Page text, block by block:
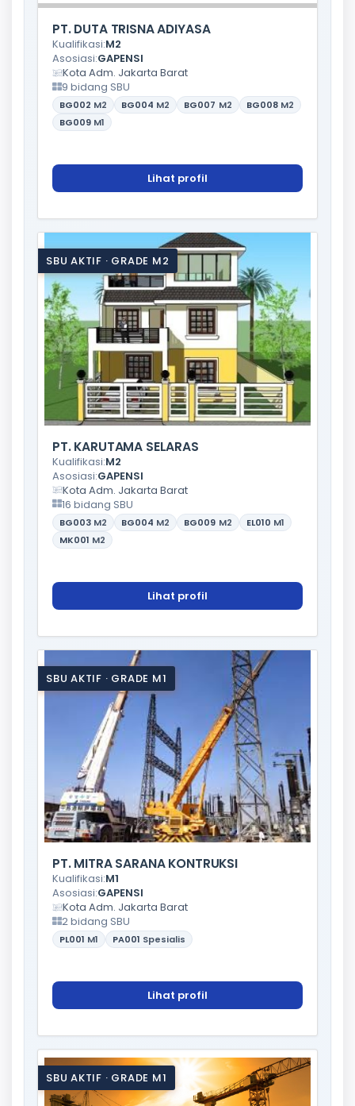
PT. DUTA TRISNA ADIYASA
Kualifikasi:M2
Asosiasi:GAPENSI
Kota Adm. Jakarta Barat
9 bidang SBU
BG002 M2 BG004 M2 BG007 M2 BG008 M2
BG009 M1
Lihat profil
SBU AKTIF · GRADE M2
PT. KARUTAMA SELARAS
Kualifikasi:M2
Asosiasi:GAPENSI
Kota Adm. Jakarta Barat
16 bidang SBU
BG003 M2 BG004 M2 BG009 M2 EL010 M1
MK001 M2
Lihat profil
SBU AKTIF · GRADE M1
PT. MITRA SARANA KONTRUKSI
Kualifikasi:M1
Asosiasi:GAPENSI
Kota Adm. Jakarta Barat
2 bidang SBU
PL001 M1 PA001 Spesialis
Lihat profil
SBU AKTIF · GRADE M1